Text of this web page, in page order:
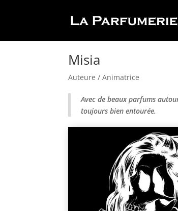
Misia
Auteure / Animatrice
Avec de beaux parfums
toujours bien entourée.